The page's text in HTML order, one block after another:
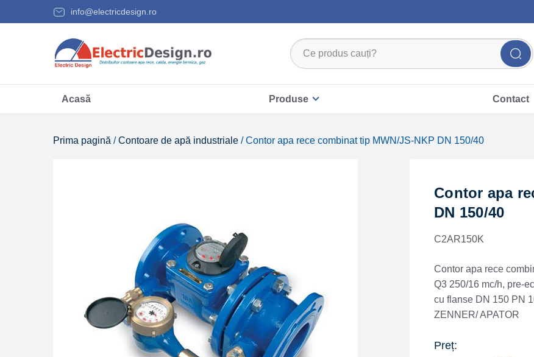
info@electricdesign.ro
Acasă Produse Contact
Prima pagină /Contoare de apă industriale / Contor apa rece combinat tip MWN/JS-NKP DN 150/40
Contor apa
DN 150/40
C2AR150K
Contor apa rece
Q3 250/16 mc/h, pre-
cu flanse DN 150 PN
ZENNER/ APATOR
Preț: